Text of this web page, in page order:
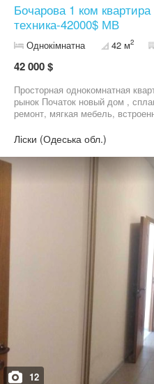
Бочарова 1 ком
техника-42000$ МВ
Однокімнатна 42 м2
42 000 $
Просторная однокомнатная
рынок Початок новый дом ,
ремонт, мягкая мебель,
школы, детские сады,
звоните скорый показ Виктория
Ліски (Одеська обл.)
12